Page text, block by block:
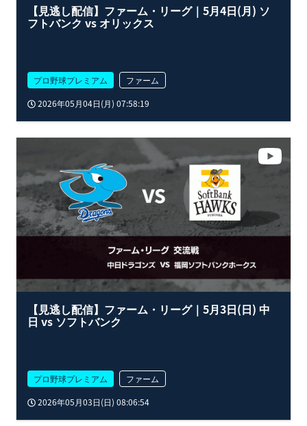
【見逃し配信】ファーム・リーグ｜5月4日(月) ソ
フトバンク vs オリックス
プロ野球プレミアム
ファーム
2026年05月04日(月) 07:58:19
【見逃し配信】ファーム・リーグ｜5月3日(日) 中
日 vs ソフトバンク
プロ野球プレミアム
ファーム
2026年05月03日(日) 08:06:54